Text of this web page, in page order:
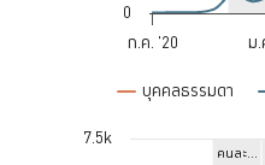
บุคคลธรรมดา
ก.ค. '20 ม.
0
End of interactive chart.
คนละ…
7.5k